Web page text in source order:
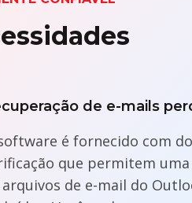
de e-mails
é fornecido com
que permitem
arquivos de e-mail do